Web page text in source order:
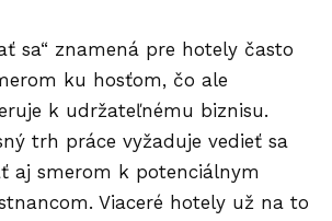
sa“ znamená pre hotely často
ku hosťom, čo ale
k udržateľnému biznisu.
trh práce vyžaduje vedieť sa
aj smerom k potenciálnym
Viaceré hotely už na to